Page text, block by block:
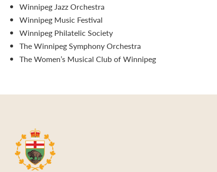
Winnipeg Jazz Orchestra
Winnipeg Music Festival
Winnipeg Philatelic Society
The Winnipeg Symphony Orchestra
The Women’s Musical Club of Winnipeg